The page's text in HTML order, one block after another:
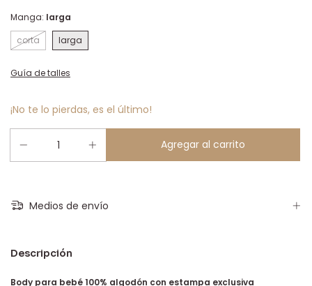
Manga: larga
corta
larga
Guía de talles
¡No te lo pierdas, es el último!
Medios de envío
Descripción
Body para bebé 100% algodón con estampa exclusiva